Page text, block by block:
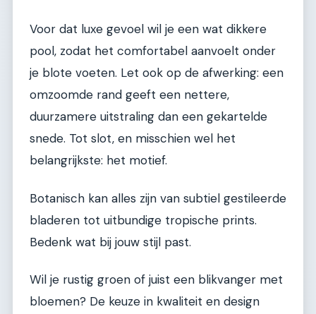
Voor dat luxe gevoel wil je een wat dikkere
pool, zodat het comfortabel aanvoelt onder
je blote voeten. Let ook op de afwerking: een
omzoomde rand geeft een nettere,
duurzamere uitstraling dan een gekartelde
snede. Tot slot, en misschien wel het
belangrijkste: het motief.
Botanisch kan alles zijn van subtiel gestileerde
bladeren tot uitbundige tropische prints.
Bedenk wat bij jouw stijl past.
Wil je rustig groen of juist een blikvanger met
bloemen? De keuze in kwaliteit en design